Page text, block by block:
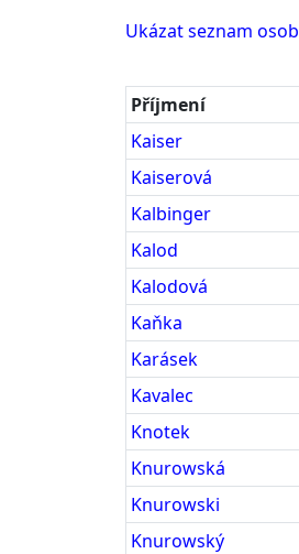
Ukázat seznam osob
Příjmení
Kaiser
Kaiserová
Kalbinger
Kalod
Kalodová
Kaňka
Karásek
Kavalec
Knotek
Knurowská
Knurowski
Knurowský